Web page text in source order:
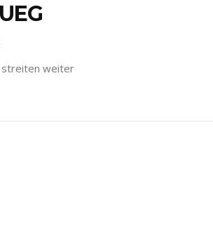
streiten weiter